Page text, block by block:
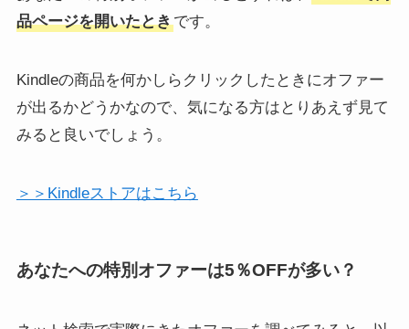
品ページを開いたときです。
Kindleの商品を何かしらクリックしたときにオファー
が出るかどうかなので、気になる方はとりあえず見て
みると良いでしょう。
＞＞Kindleストアはこちら
あなたへの特別オファーは5％OFFが多い？